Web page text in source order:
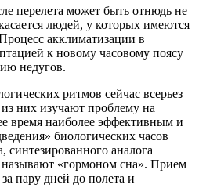
перелета может быть отнюдь не
людей, у которых имеются
акклиматизации в
к новому часовому поясу
недугов.
ритмов сейчас всерьез
них изучают проблему на
время наиболее эффективным и
биологических часов
синтезированного аналога
«гормоном сна». Прием
пару дней до полета и